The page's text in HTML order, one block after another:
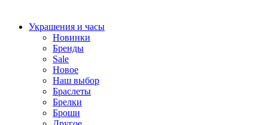
Украшения и часы
Новинки
Бренды
Sale
Новое
Наш выбор
Браслеты
Брелки
Броши